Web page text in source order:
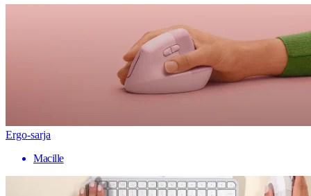
Ergo-sarja
Macille